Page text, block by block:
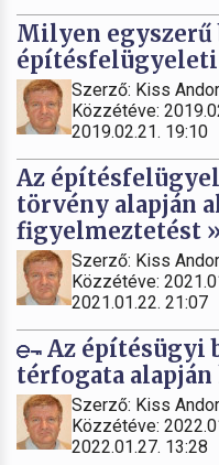
Milyen
építésfelügyeleti
Szerző: Kiss Andor
Közzétéve:
2019.02.21. 19:10
Az
törvény alapján
figyelmeztetést
Szerző: Kiss Andor
Közzétéve:
2021.01.22. 21:07
Az építésügyi
térfogata
Szerző: Kiss Andor
Közzétéve:
2022.01.27. 13:28